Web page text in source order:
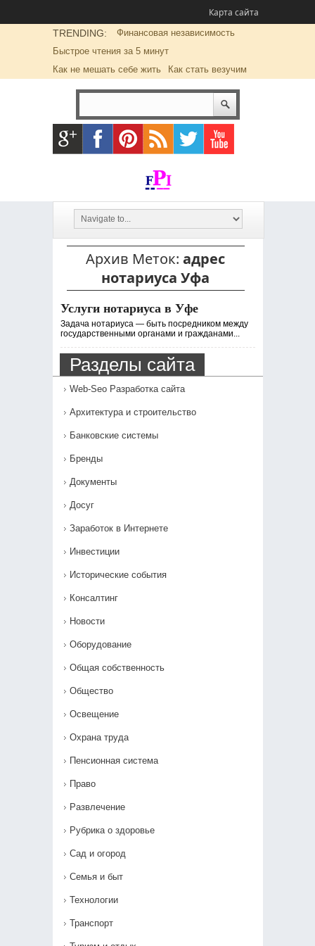
Карта сайта
TRENDING:
Финансовая независимость
Быстрое чтения за 5 минут
Как не мешать себе жить
Как стать везучим
Архив Меток: адрес
нотариуса Уфа
Услуги нотариуса в Уфе
Задача нотариуса — быть посредником между
государственными органами и гражданами...
Разделы сайта
Web-Seo Разработка сайта
Архитектура и строительство
Банковские системы
Бренды
Документы
Досуг
Заработок в Интернете
Инвестиции
Исторические события
Консалтинг
Новости
Оборудование
Общая собственность
Общество
Освещение
Охрана труда
Пенсионная система
Право
Развлечение
Рубрика о здоровье
Сад и огород
Семья и быт
Технологии
Транспорт